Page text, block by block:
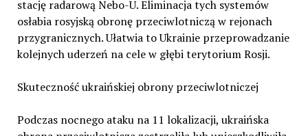
stację radarową Nebo-U. Eliminacja tych systemów
osłabia rosyjską obronę przeciwlotniczą w rejonach
przygranicznych. Ułatwia to Ukrainie przeprowadzanie
kolejnych uderzeń na cele w głębi terytorium Rosji.
Skuteczność ukraińskiej obrony przeciwlotniczej
Podczas nocnego ataku na 11 lokalizacji, ukraińska